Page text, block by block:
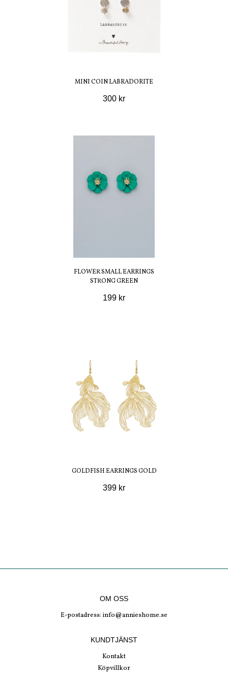
MINI COIN LABRADORITE
300 kr
FLOWER SMALL EARRINGS
STRONG GREEN
199 kr
GOLDFISH EARRINGS GOLD
399 kr
OM OSS
E-postadress: info@annieshome.se
KUNDTJÄNST
Kontakt
Köpvillkor